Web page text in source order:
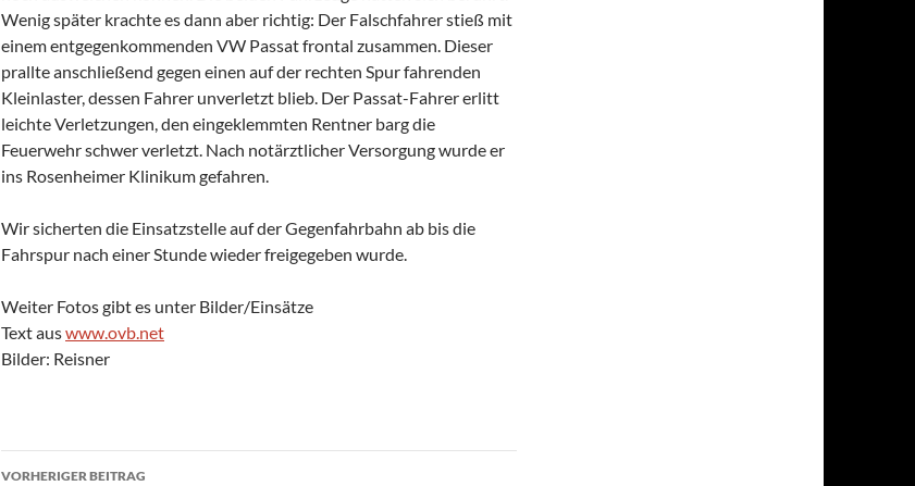
Wenig später krachte es dann aber richtig: Der Falschfahrer stieß mit
einem entgegenkommenden VW Passat frontal zusammen. Dieser
prallte anschließend gegen einen auf der rechten Spur fahrenden
Kleinlaster, dessen Fahrer unverletzt blieb. Der Passat-Fahrer erlitt
leichte Verletzungen, den eingeklemmten Rentner barg die
Feuerwehr schwer verletzt. Nach notärztlicher Versorgung wurde er
ins Rosenheimer Klinikum gefahren.
Wir sicherten die Einsatzstelle auf der Gegenfahrbahn ab bis die
Fahrspur nach einer Stunde wieder freigegeben wurde.
Weiter Fotos gibt es unter Bilder/Einsätze
Text auswww.ovb.net
Bilder: Reisner
Beitragsnavigation
VORHERIGER BEITRAG